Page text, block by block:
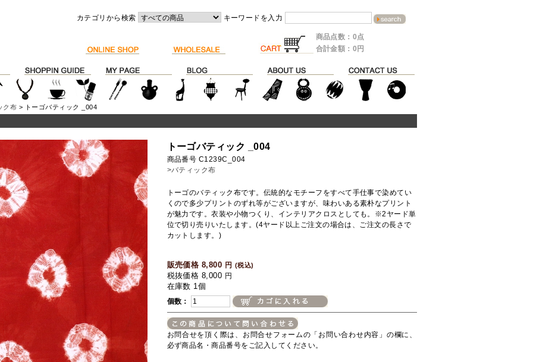
カテゴリから検索 キーワードを入力
商品点数：0点
合計金額：0円
ク布 > トーゴバティック _004
トーゴバティック _004
商品番号 C1239C_004
>バティック布
トーゴのバティック布です。伝統的なモチーフをすべて手仕事で染めてい
くので多少プリントのずれ等がございますが、味わいある素朴なプリント
が魅力です。衣装や小物つくり、インテリアクロスとしても。※2ヤード単
位で切り売りいたします。(4ヤード以上ご注文の場合は、ご注文の長さで
カットします。)
販売価格 8,800 円 (税込)
税抜価格 8,000 円
在庫数 1個
個数：
お問合せを頂く際は、お問合せフォームの「お問い合わせ内容」の欄に、
必ず商品名・商品番号をご記入してください。